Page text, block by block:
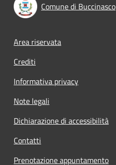
Comune di Buccinasco
Footer menu
Area riservata
Crediti
Informativa privacy
Note legali
Dichiarazione di accessibilità
Contatti
Prenotazione appuntamento